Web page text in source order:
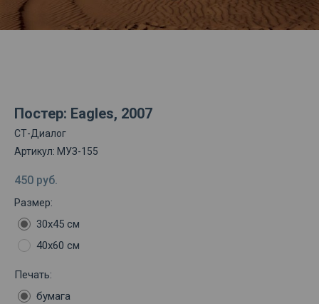
Постер: Eagles, 2007
СТ-Диалог
Артикул: МУЗ-155
450 руб.
Размер:
30х45 см
40х60 см
Печать:
бумага